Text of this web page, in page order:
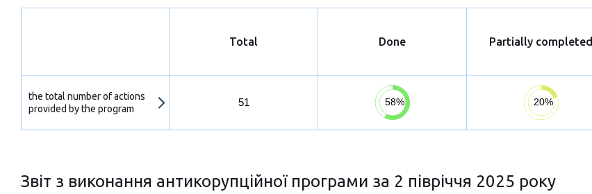
Total Done Partially completed
the total number of actions
provided by the program
51
Звіт з виконання антикорупційної програми за 2 півріччя 2025 року